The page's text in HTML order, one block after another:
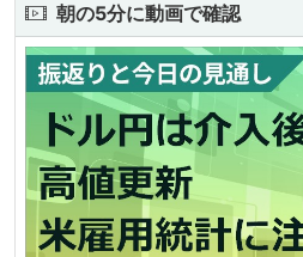
朝の5分に動画で確認